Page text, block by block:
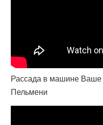
Рассада в машине Ваше
Пельмени